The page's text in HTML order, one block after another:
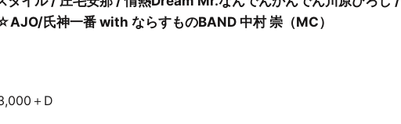
氏神一番 with ならすものBAND 中村 崇（MC）
＋D